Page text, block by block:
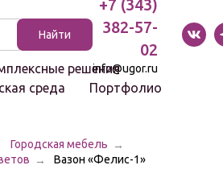
Найти
+7 (343)
382-57-
02
info@ugor.ru
решения
среда
Портфолио
Городская мебель
Вазон «Фелис-1»